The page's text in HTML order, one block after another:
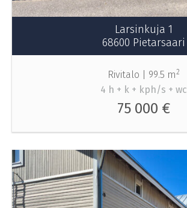
Larsinkuja 1
68600 Pietarsaari
Rivitalo | 99.5 m2
4 h + k + kph/s + wc
75 000 €